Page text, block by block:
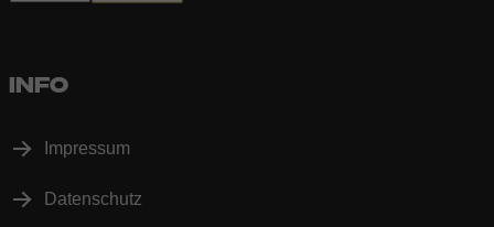
INFO
Impressum
Datenschutz